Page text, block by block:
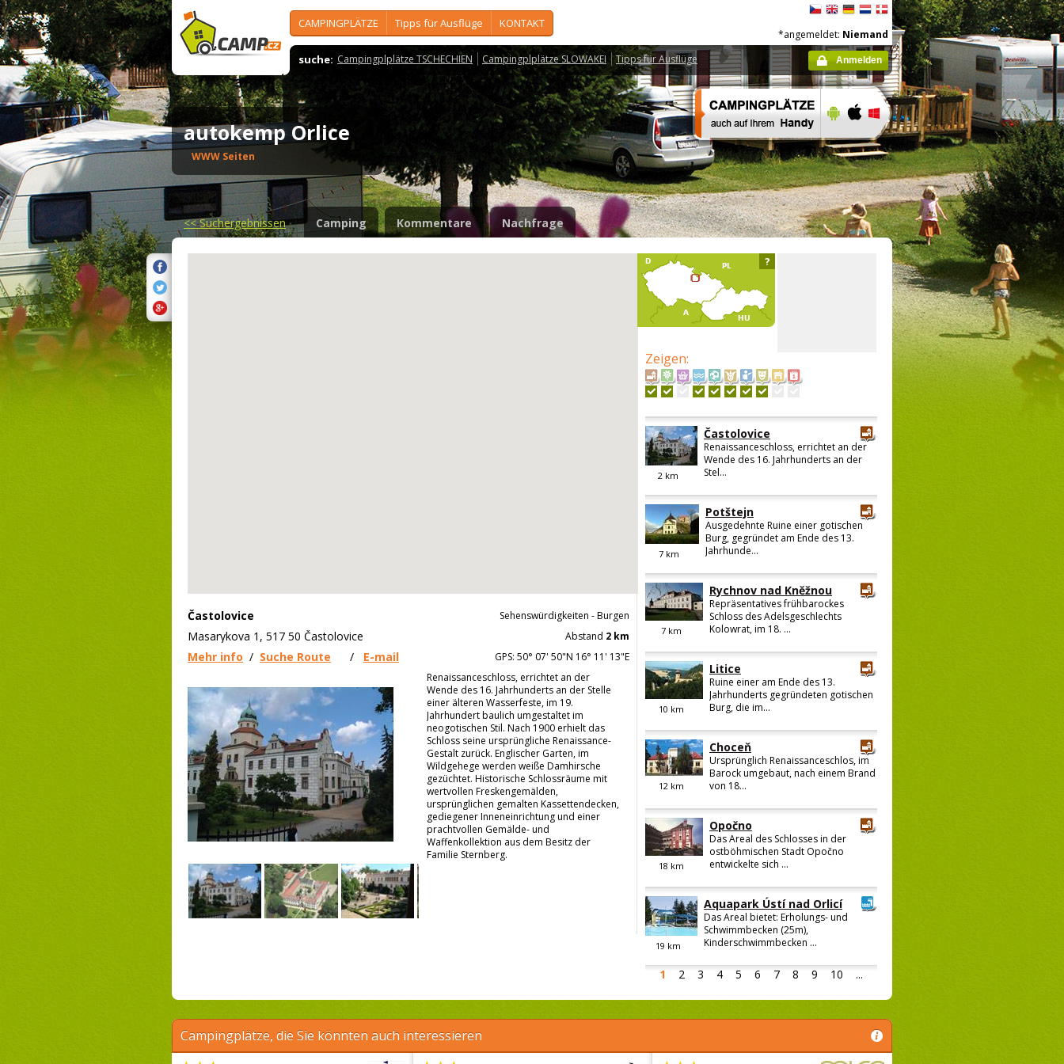
CAMPINGPLÄTZE Tipps für Ausflüge KONTAKT
suche: Campingplplätze TSCHECHIEN Campingplplätze SLOWAKEI Tipps für Ausflüge
*angemeldet: Niemand
Anmelden
autokemp Orlice
WWW Seiten
<<Suchergebnissen Camping Kommentare Nachfrage
?
Častolovice
Masarykova 1, 517 50 Častolovice
Mehr info / Suche Route / E-mail
Sehenswürdigkeiten - Burgen
Abstand 2 km
GPS: 50° 07' 50"N 16° 11' 13"E
Renaissanceschloss, errichtet an der
Wende des 16. Jahrhunderts an der Stelle
einer älteren Wasserfeste, im 19.
Jahrhundert baulich umgestaltet im
neogotischen Stil. Nach 1900 erhielt das
Schloss seine ursprüngliche Renaissance-
Gestalt zurück. Englischer Garten, im
Wildgehege werden weiße Damhirsche
gezüchtet. Historische Schlossräume mit
wertvollen Freskengemälden,
ursprünglichen gemalten Kassettendecken,
gediegener Inneneinrichtung und einer
prachtvollen Gemälde- und
Waffenkollektion aus dem Besitz der
Familie Sternberg.
Zeigen:
1 2 3 4 5 6 7 8 9 10 ...
2 km
Častolovice
Renaissanceschloss, errichtet an der
Wende des 16. Jahrhunderts an der
Stel...
7 km
Potštejn
Ausgedehnte Ruine einer gotischen
Burg, gegründet am Ende des 13.
Jahrhunde...
7km
Rychnov nad Kněžnou
Repräsentatives frühbarockes
Schloss des Adelsgeschlechts
Kolowrat, im 18. ...
10 km
Litice
Ruine einer am Ende des 13.
Jahrhunderts gegründeten gotischen
Burg, die im...
12km
Choceň
Ursprünglich Renaissanceschlos, im
Barock umgebaut, nach einem Brand
von 18...
18 km
Opočno
Das Areal des Schlosses in der
ostböhmischen Stadt Opočno
entwickelte sich ...
19 km
Aquapark Ústí nad Orlicí
Das Areal bietet: Erholungs- und
Schwimmbecken (25m),
Kinderschwimmbecken ...
Campingplätze, die Sie könnten auch interessieren